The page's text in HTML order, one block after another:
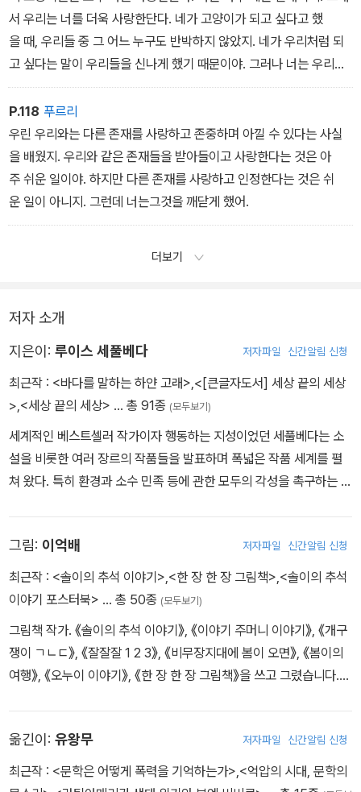
서 우리는 너를 더욱 사랑한단다. 네가 고양이가 되고 싶다고 했
을 때, 우리들 중 그 어느 누구도 반박하지 않았지. 네가 우리처럼 되
고 싶다는 말이 우리들을 신나게 했기 때문이야. 그러나 너는 우리와
는 달라. 하지만 네가 우리와 다르다는 사실이 우리를 기쁘게도 하
지. 우리는 불행하게도 네 엄마를 도와줄 수가 없었어. 그렇지만 너
는 도와줄 수 있단다. ˝
P.118 푸르리
우린 우리와는 다른 존재를 사랑하고 존중하며 아낄 수 있다는 사실
을 배웠지. 우리와 같은 존재들을 받아들이고 사랑한다는 것은 아
주 쉬운 일이야. 하지만 다른 존재를 사랑하고 인정한다는 것은 쉬
운 일이 아니지. 그런데 너는그것을 깨닫게 했어.
더보기
저자 소개
지은이: 루이스 세풀베다 저자파일 신간알림 신청
최근작 : <바다를 말하는 하얀 고래> <[큰글자도서] 세상 끝의 세상
> <세상 끝의 세상> … 총 91종 (모두보기)
세계적인 베스트셀러 작가이자 행동하는 지성이었던 세풀베다는 소
설을 비롯한 여러 장르의 작품들을 발표하며 폭넓은 작품 세계를 펼
쳐 왔다. 특히 환경과 소수 민족 등에 관한 모두의 각성을 촉구하는 사
목숨을 잃지 않기 위해 망명해야 했다. 수년간 라틴 아메리카 전역을
여행하며 글을 쓰고 환경 운동을 펼치다가 파리를 거쳐 독일로 이주
했으며, 1997년 스페인 북부에 정착해 남은 생을 이곳에서 가족과
다는 1989년 『연애 소설 읽는 노인』으로 티그레 후안상을 수상하면
서 세계적 명성을 얻었다. 장편소설 『지구 끝의 사람들』(1989), 『귀
향』(1994), 『파타고니아 특급 열차』(1995), 『우리였던 그림자』(20
4), 『알라디노의 램프』(2008), 에세이 『길 끝에서 만난 이야기』(20
10) 등을 발표했다. 동화책 『생쥐와 친구가 된 고양이』(2012), 『느림
의 중요성을 깨달은 달팽이』(2013), 『자신의 이름을 지킨 개 이야기』
그림: 이억배 저자파일 신간알림 신청
최근작 : <솔이의 추석 이야기> <한 장 한 장 그림책> <솔이의 추석
이야기 포스터북> … 총 50종 (모두보기)
그림책 작가. 《솔이의 추석 이야기》, 《이야기 주머니 이야기》, 《개구
쟁이 ㄱㄴㄷ》, 《잘잘잘 1 2 3》, 《비무장지대에 봄이 오면》, 《봄이의
여행》, 《오누이 이야기》, 《한 장 한 장 그림책》을 쓰고 그렸습니다.
대에 봄이 오면》으로 2020년 전미도서관협회ALA에서 주관하는 배
첼더 어워드Batchelder Award 어너리스트에 선정되었습니다. 한
장의 그림이 어린이 마음에 오래 남아 있기를 바라면서 그림을 그립
옮긴이: 유왕무 저자파일 신간알림 신청
최근작 : <문학은 어떻게 폭력을 기억하는가> <억압의 시대, 문학의